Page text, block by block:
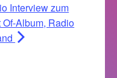
Interview zum
Of-Album, Radio